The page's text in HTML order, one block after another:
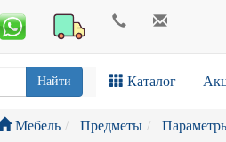
Найти Каталог
Мебель Предметы